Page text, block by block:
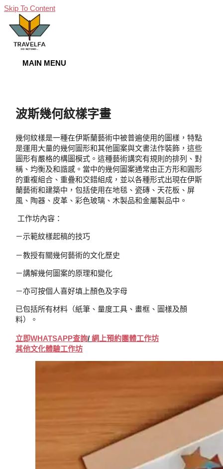
Skip To Content
MAIN MENU
波斯幾何紋樣字畫
幾何紋樣是一種在伊斯蘭藝術中被普遍使用的圖樣，特點
是運用大量的幾何圖形和其他圖案與文書法作裝飾，這些
圖形有嚴格的構圖模式。這種藝術講究有規則的排列、對
稱、均衡及和諧感。當中的幾何圖案通常由正方形和圓形
的重複組合、重疊和交錯組成，並以各種形式出現在伊斯
蘭藝術和建築中，包括使用在地毯、瓷磚、天花板、屏
風、陶器、皮革、彩色玻璃、木製品和金屬製品中。
工作坊內容：
－示範紋樣起稿的技巧
－教授有關幾何藝術的文化歷史
－講解幾何圖案的原理和變化
－亦可按個人喜好填上顏色及字母
已包括所有材料（紙筆、量度工具、畫框、圖樣及顏
料）。
立即WHATSAPP查詢/網上預約團體工作坊
其他文化體驗工作坊